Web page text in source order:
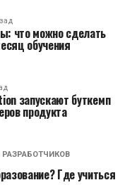
что можно сделать
обучения
запускают буткемп
продукта
Где учиться